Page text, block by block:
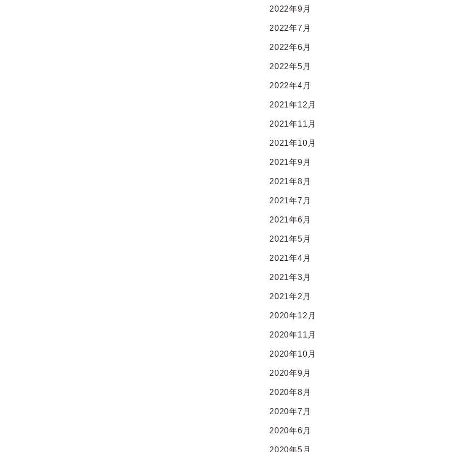
2022年9月
2022年7月
2022年6月
2022年5月
2022年4月
2021年12月
2021年11月
2021年10月
2021年9月
2021年8月
2021年7月
2021年6月
2021年5月
2021年4月
2021年3月
2021年2月
2020年12月
2020年11月
2020年10月
2020年9月
2020年8月
2020年7月
2020年6月
2020年5月